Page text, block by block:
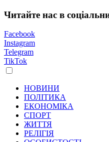
Читайте нас в
Facebook
Instagram
Telegram
TikTok
НОВИНИ
ПОЛІТИКА
ЕКОНОМІКА
СПОРТ
ЖИТТЯ
РЕЛІГІЯ